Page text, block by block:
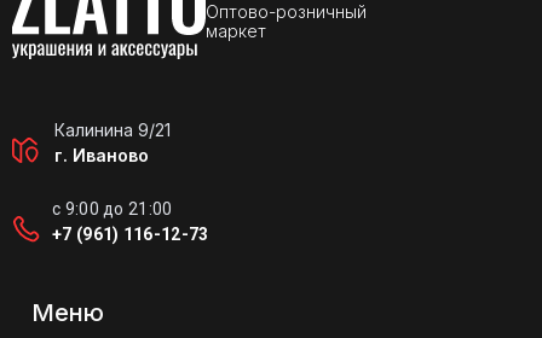
Оптово-розничный
маркет
Калинина 9/21
г. Иваново
с 9:00 до 21:00
+7 (961) 116-12-73
Меню